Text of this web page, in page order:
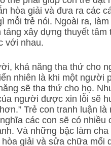
hòa giải và đưa ra các
trẻ nói. Ngoài ra,
xây dựng thuyết tâm
với nhau.
khả năng tha thứ cho
nhiên là khi một người
sẽ tha thứ cho họ.
người được xin lỗi sẽ
Trẻ con tranh luận là
các con sẽ có nhiều
Và những bậc làm
giải và sửa chữa mối